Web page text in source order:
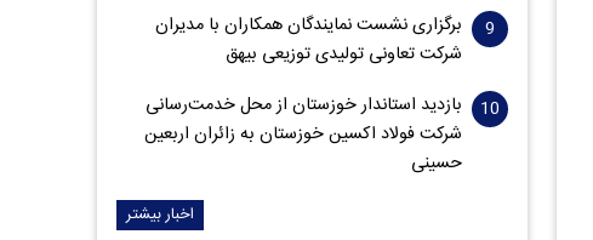
برگزاری نشست نمایندگان همکاران با مدیران
شرکت تعاونی تولیدی توزیعی بیهق
بازدید استاندار خوزستان از محل خدمت‌رسانی
شرکت فولاد اکسین خوزستان به زائران اربعین
حسینی
اخبار بیشتر